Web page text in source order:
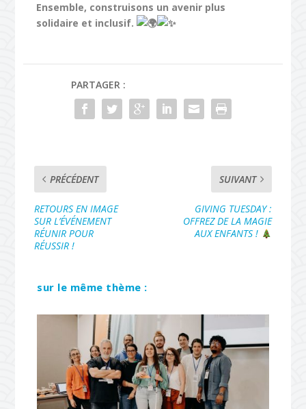
Ensemble, construisons un avenir plus
solidaire et inclusif.
PARTAGER :
PRÉCÉDENT
RETOURS EN IMAGE
SUR L’ÉVÉNEMENT
RÉUNIR POUR
RÉUSSIR !
SUIVANT
GIVING TUESDAY :
OFFREZ DE LA MAGIE
AUX ENFANTS !
sur le même thème :